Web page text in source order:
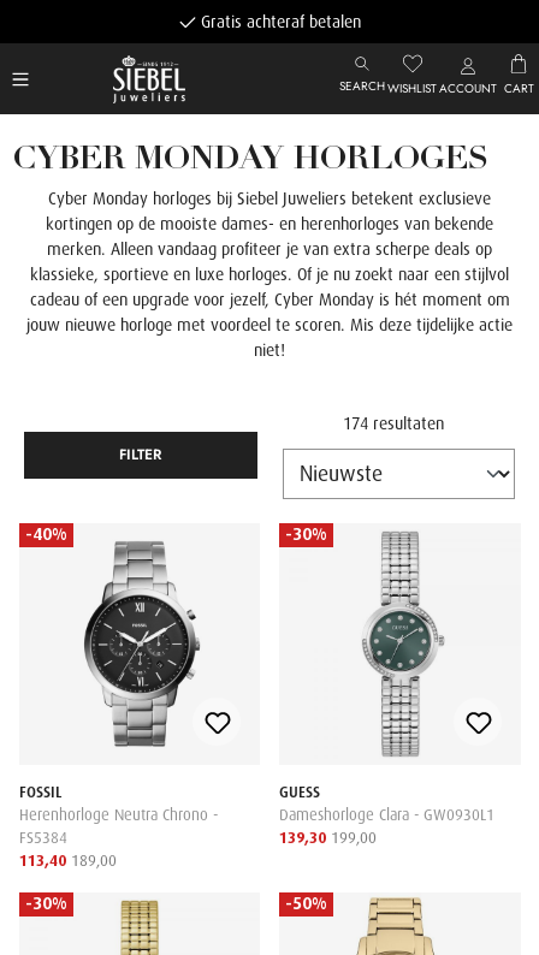
Gratis achteraf betalen
SEARCHWISHLISTACCOUNT CART
CYBER MONDAY HORLOGES
Cyber Monday horloges bij Siebel Juweliers betekent exclusieve
kortingen op de mooiste dames- en herenhorloges van bekende
merken. Alleen vandaag profiteer je van extra scherpe deals op
klassieke, sportieve en luxe horloges. Of je nu zoekt naar een stijlvol
cadeau of een upgrade voor jezelf, Cyber Monday is hét moment om
jouw nieuwe horloge met voordeel te scoren. Mis deze tijdelijke actie
niet!
FILTER
174 resultaten
-40%
FOSSIL
Herenhorloge Neutra Chrono -
FS5384
113,40 189,00
-30%
GUESS
Dameshorloge Clara - GW0930L1
139,30 199,00
-30% -50%